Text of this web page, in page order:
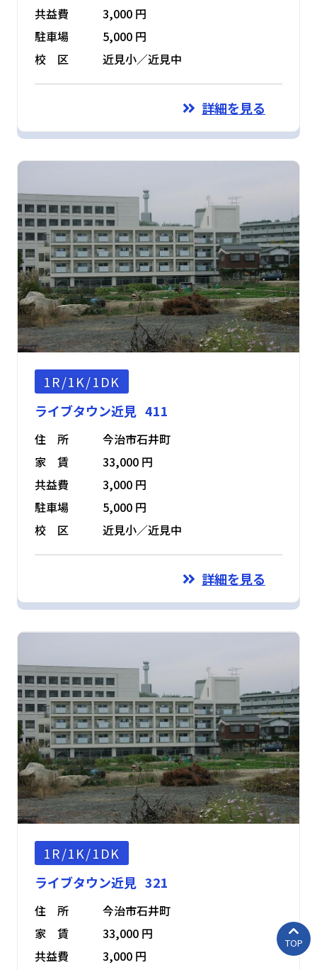
共益費
3,000 円
駐車場
5,000 円
校 区
近見小／近見中
詳細を見る
1R/1K/1DK
ライブタウン近見 411
住 所
今治市石井町
家 賃
33,000 円
共益費
3,000 円
駐車場
5,000 円
校 区
近見小／近見中
詳細を見る
1R/1K/1DK
ライブタウン近見 321
住 所
今治市石井町
家 賃
33,000 円
共益費
3,000 円
TOP